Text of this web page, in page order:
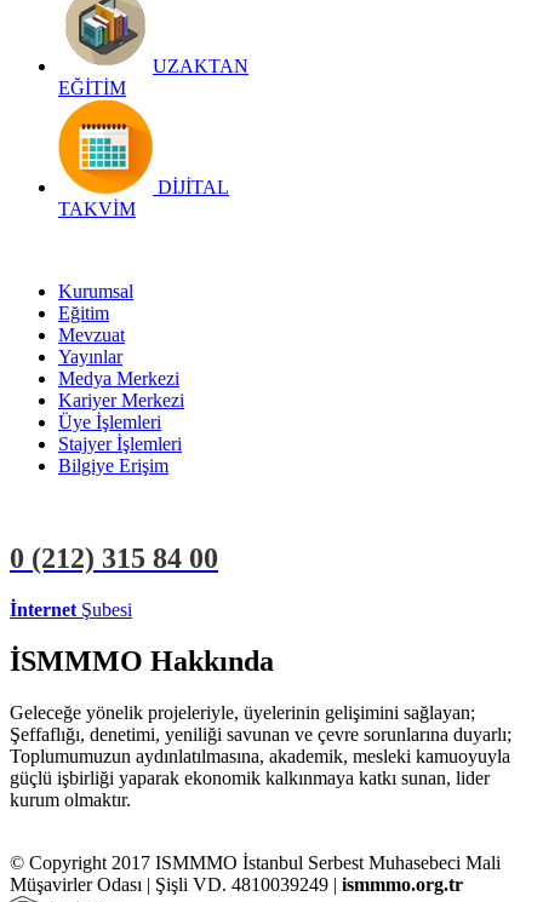
UZAKTAN
EĞİTİM
DİJİTAL
TAKVİM
Kurumsal
Eğitim
Mevzuat
Yayınlar
Medya Merkezi
Kariyer Merkezi
Üye İşlemleri
Stajyer İşlemleri
Bilgiye Erişim
0 (212) 315 84 00
İnternet Şubesi
İSMMMO Hakkında
Geleceğe yönelik projeleriyle, üyelerinin gelişimini sağlayan;
Şeffaflığı, denetimi, yeniliği savunan ve çevre sorunlarına duyarlı;
Toplumumuzun aydınlatılmasına, akademik, mesleki kamuoyuyla
güçlü işbirliği yaparak ekonomik kalkınmaya katkı sunan, lider
kurum olmaktır.
© Copyright 2017 ISMMMO İstanbul Serbest Muhasebeci Mali
Müşavirler Odası | Şişli VD. 4810039249 | ismmmo.org.tr